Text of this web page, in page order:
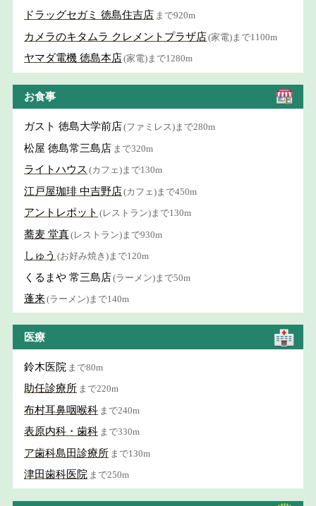
ドラッグセガミ 徳島住吉店 まで920m
カメラのキタムラ クレメントプラザ店(家電)まで1100m
ヤマダ電機 徳島本店(家電)まで1280m
お食事
ガスト 徳島大学前店(ファミレス)まで280m
松屋 徳島常三島店 まで320m
ライトハウス (カフェ)まで130m
江戸屋珈琲 中吉野店(カフェ)まで450m
アントレポット (レストラン)まで130m
蕎麦 堂真(レストラン)まで930m
しゅう (お好み焼き)まで120m
くるまや 常三島店(ラーメン)まで50m
蓬来(ラーメン)まで140m
医療
鈴木医院 まで80m
助任診療所 まで220m
布村耳鼻咽喉科 まで240m
表原内科・歯科 まで330m
ア歯科島田診療所 まで130m
津田歯科医院 まで250m